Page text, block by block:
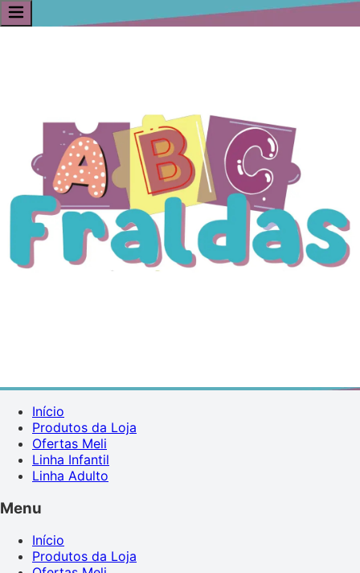
Início
Produtos da Loja
Ofertas Meli
Linha Infantil
Linha Adulto
Menu
Início
Produtos da Loja